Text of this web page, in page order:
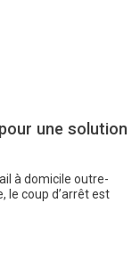
une solution
à domicile outre-
le coup d’arrêt est